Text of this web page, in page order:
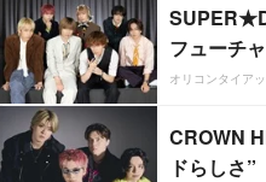
フューチ
オリコンタイア
CROWN
ドらしさ”